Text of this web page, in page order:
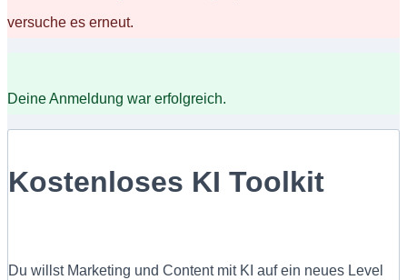
versuche es erneut.
Deine Anmeldung war erfolgreich.
Kostenloses KI Toolkit
Du willst Marketing und Content mit KI auf ein neues Level